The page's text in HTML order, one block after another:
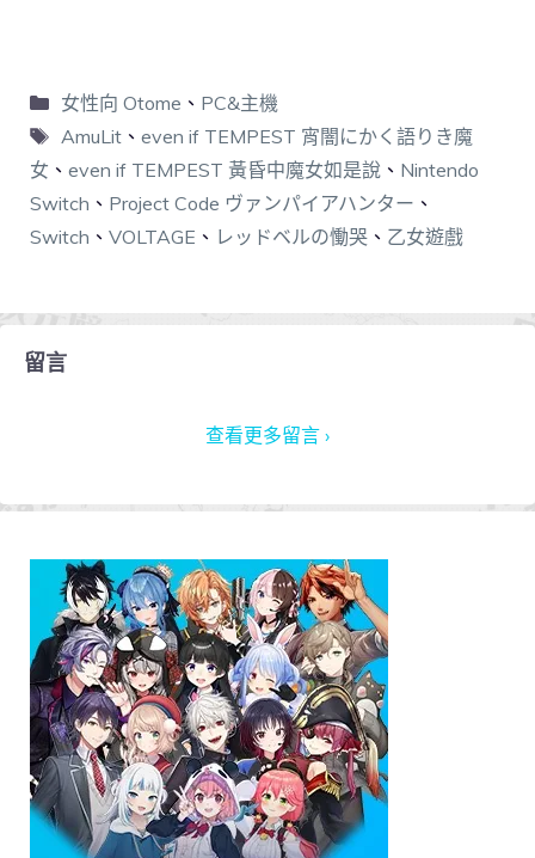
女性向 Otome 、 PC&主機
AmuLit、 even if TEMPEST 宵闇にかく語りき魔
女 、 even if TEMPEST 黃昏中魔女如是說 、 Nintendo
Switch 、 Project Code ヴァンパイアハンター 、
Switch 、 VOLTAGE 、 レッドベルの慟哭 、 乙女遊戲
留言
查看更多留言 ›